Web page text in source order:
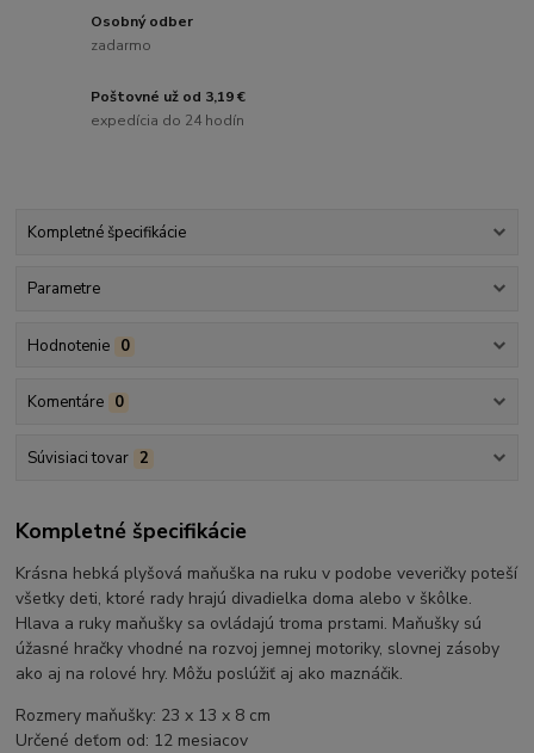
Osobný odber
zadarmo
Poštovné už od 3,19 €
expedícia do 24 hodín
Kompletné špecifikácie
Parametre
Hodnotenie 0
Komentáre 0
Súvisiaci tovar 2
Kompletné špecifikácie
Krásna hebká plyšová maňuška na ruku v podobe veveričky poteší
všetky deti, ktoré rady hrajú divadielka doma alebo v škôlke.
Hlava a ruky maňušky sa ovládajú troma prstami. Maňušky sú
úžasné hračky vhodné na rozvoj jemnej motoriky, slovnej zásoby
ako aj na rolové hry. Môžu poslúžiť aj ako maznáčik.
Rozmery maňušky: 23 x 13 x 8 cm
Určené deťom od: 12 mesiacov